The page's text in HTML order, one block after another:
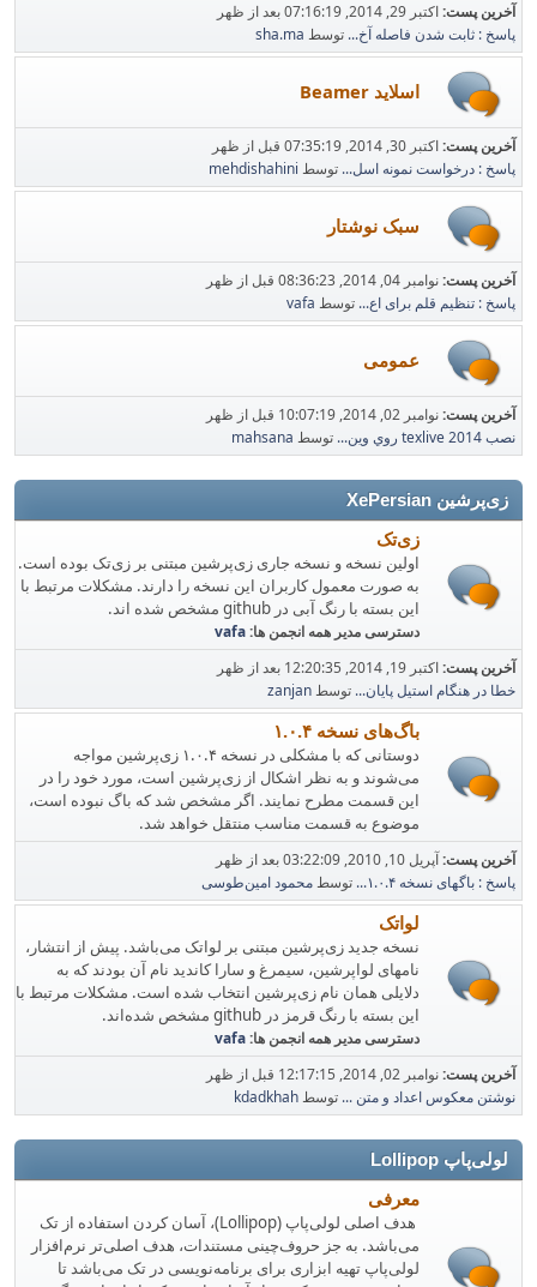
آخرین پست:اکتبر 29, 2014, 07:16:19 بعد از ظهر
پاسخ : ثابت شدن فاصله آخ... توسط sha.ma
اسلاید Beamer
آخرین پست:اکتبر 30, 2014, 07:35:19 قبل از ظهر
پاسخ : درخواست نمونه اسل... توسط mehdishahini
سبک نوشتار
آخرین پست:نوامبر 04, 2014, 08:36:23 قبل از ظهر
پاسخ : تنظیم قلم برای اع... توسط vafa
عمومی
آخرین پست:نوامبر 02, 2014, 10:07:19 قبل از ظهر
نصب texlive 2014 روي وين...
توسط mahsana
زی‌پرشین XePersian
زی‌تک
اولین نسخه و نسخه جاری زی‌پرشین مبتنی بر زی‌تک بوده است.
به صورت معمول کاربران این نسخه را دارند. مشکلات مرتبط با
این بسته با رنگ آبی در github مشخص شده اند.
دسترسی مدیر همه انجمن ها:vafa
آخرین پست:اکتبر 19, 2014, 12:20:35 بعد از ظهر
خطا در هنگام استیل پایان... توسطzanjan
باگ‌های نسخه ۱.۰.۴
دوستانی که با مشکلی در نسخه ۱.۰.۴ زی‌پرشین مواجه
می‌شوند و به نظر اشکال از زی‌پرشین است، مورد خود را در
این قسمت مطرح نمایند. اگر مشخص شد که باگ نبوده است،
موضوع به قسمت مناسب منتقل خواهد شد.
آخرین پست:آپریل 10, 2010, 03:22:09 بعد از ظهر
پاسخ : باگهای نسخه ۱.۰.۴...
توسطمحمود امین‌طوسی
لواتک
نسخه جدید زی‌پرشین مبتنی بر لواتک می‌باشد. پیش از انتشار،
نامهای لواپرشین، سیمرغ و سارا کاندید نام‌ آن بودند که به
دلایلی همان نام زی‌پرشین انتخاب شده است. مشکلات مرتبط با
این بسته با رنگ قرمز در github مشخص شده‌اند.
دسترسی مدیر همه انجمن ها:vafa
آخرین پست:نوامبر 02, 2014, 12:17:15 قبل از ظهر
نوشتن معکوس اعداد و متن ... توسطkdadkhah
لولی‌پاپ Lollipop
معرفی
هدف اصلی لولی‌پاپ (Lollipop)، آسان کردن استفاده از تک
می‌باشد. به جز حروف‌چینی مستندات، هدف اصلی‌تر نرم‌افزار
لولی‌پاپ تهیه ابزاری برای برنامه‌نویسی در تک می‌باشد تا